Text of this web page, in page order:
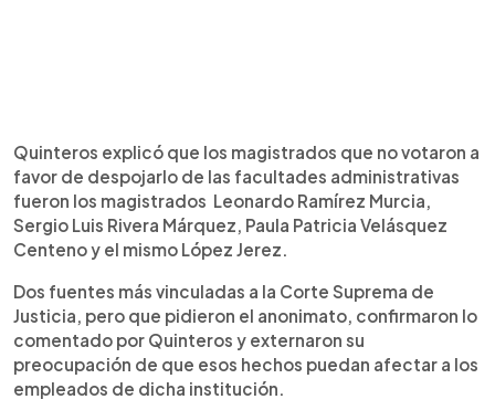
Quinteros explicó que los magistrados que no votaron a
favor de despojarlo de las facultades administrativas
fueron los magistrados Leonardo Ramírez Murcia,
Sergio Luis Rivera Márquez, Paula Patricia Velásquez
Centeno y el mismo López Jerez.
Dos fuentes más vinculadas a la Corte Suprema de
Justicia, pero que pidieron el anonimato, confirmaron lo
comentado por Quinteros y externaron su
preocupación de que esos hechos puedan afectar a los
empleados de dicha institución.